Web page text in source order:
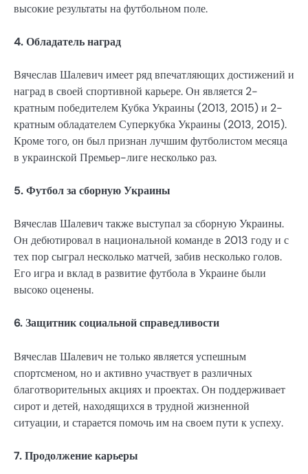
высокие результаты на футбольном поле.
4. Обладатель наград
Вячеслав Шалевич имеет ряд впечатляющих достижений и
наград в своей спортивной карьере. Он является 2-
кратным победителем Кубка Украины (2013, 2015) и 2-
кратным обладателем Суперкубка Украины (2013, 2015).
Кроме того, он был признан лучшим футболистом месяца
в украинской Премьер-лиге несколько раз.
5. Футбол за сборную Украины
Вячеслав Шалевич также выступал за сборную Украины.
Он дебютировал в национальной команде в 2013 году и с
тех пор сыграл несколько матчей, забив несколько голов.
Его игра и вклад в развитие футбола в Украине были
высоко оценены.
6. Защитник социальной справедливости
Вячеслав Шалевич не только является успешным
спортсменом, но и активно участвует в различных
благотворительных акциях и проектах. Он поддерживает
сирот и детей, находящихся в трудной жизненной
ситуации, и старается помочь им на своем пути к успеху.
7. Продолжение карьеры